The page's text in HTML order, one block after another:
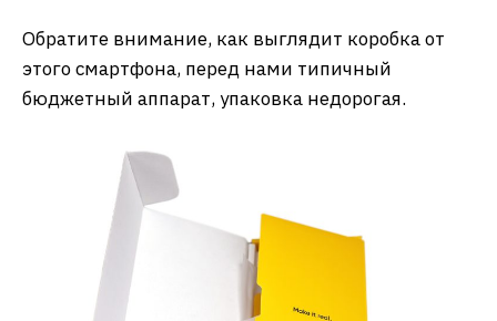
Обратите внимание, как выглядит коробка от
этого смартфона, перед нами типичный
бюджетный аппарат, упаковка недорогая.